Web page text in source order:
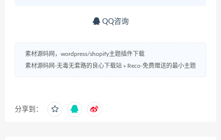
QQ咨询
素材源码网，wordpress/shopify主题插件下载
素材源码网-无毒无套路的良心下载站 » Reco-免费赠送的最小主题
分享到：